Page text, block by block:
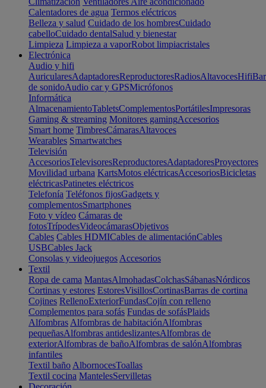
Calentadores de agua Termos eléctricos
Belleza y salud Cuidado de los hombresCuidado
cabelloCuidado dentalSalud y bienestar
Limpieza Limpieza a vaporRobot limpiacristales
Electrónica
Audio y hifi
AuricularesAdaptadoresReproductoresRadiosAltavocesHifi
de sonidoAudio car y GPSMicrófonos
Informática
AlmacenamientoTabletsComplementosPortátilesImpresoras
Gaming & streaming Monitores gamingAccesorios
Smart home TimbresCámarasAltavoces
Wearables Smartwatches
Televisión
AccesoriosTelevisoresReproductoresAdaptadoresProyectores
Movilidad urbana KartsMotos eléctricasAccesoriosBicicletas
eléctricasPatinetes eléctricos
Telefonía Teléfonos fijosGadgets y
complementosSmartphones
Foto y vídeo Cámaras de
fotosTrípodesVideocámarasObjetivos
Cables Cables HDMICables de alimentaciónCables
USBCables Jack
Consolas y videojuegos Accesorios
Textil
Ropa de cama MantasAlmohadasColchasSábanasNórdicos
Cortinas y estores EstoresVisillosCortinasBarras de cortina
Cojines RellenoExteriorFundasCojín con relleno
Complementos para sofás Fundas de sofásPlaids
Alfombras Alfombras de habitaciónAlfombras
pequeñasAlfombras antideslizantesAlfombras de
exteriorAlfombras de bañoAlfombras de salónAlfombras
infantiles
Textil baño AlbornocesToallas
Textil cocina MantelesServilletas